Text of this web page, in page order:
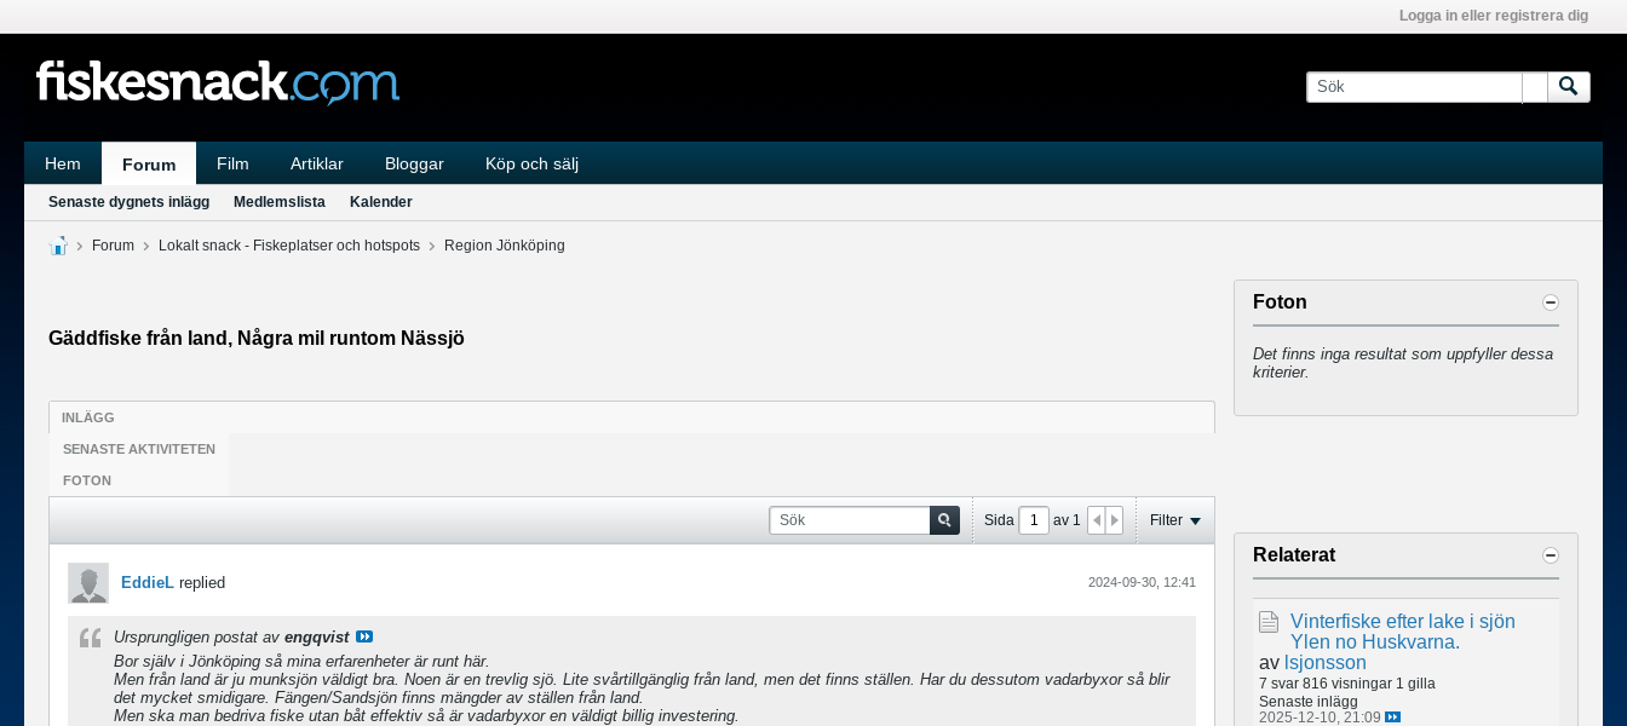
Logga in eller registrera dig
Hem Forum Film Artiklar Bloggar Köp och sälj
Senaste dygnets inlägg Medlemslista Kalender
Forum Lokalt snack - Fiskeplatser och hotspots Region Jönköping
Gäddfiske från land, Några mil runtom Nässjö
INLÄGG
SENASTE AKTIVITETEN
FOTON
Sida av 1 Filter
EddieL replied 2024-09-30, 12:41
Ursprungligen postat av engqvist
Bor själv i Jönköping så mina erfarenheter är runt här.
Men från land är ju munksjön väldigt bra. Noen är en trevlig sjö. Lite svårtillgänglig från land, men det finns ställen. Har du dessutom vadarbyxor så blir
det mycket smidigare. Fängen/Sandsjön finns mängder av ställen från land.
Men ska man bedriva fiske utan båt effektiv så är vadarbyxor en väldigt billig investering.
Foton
Det finns inga resultat som uppfyller dessa
kriterier.
Relaterat
Vinterfiske efter lake i sjön
Ylen no Huskvarna.
av lsjonsson
7 svar 816 visningar 1 gilla
Senaste inlägg
2025-12-10, 21:09